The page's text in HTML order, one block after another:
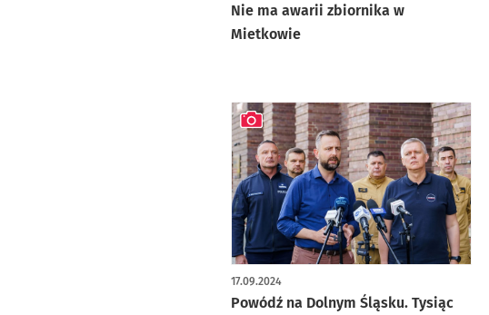
Nie ma awarii zbiornika w
Mietkowie
Powódź na Dolnym Śląsku. Tysiąc
17.09.2024
artykuł z galerią zdjęć